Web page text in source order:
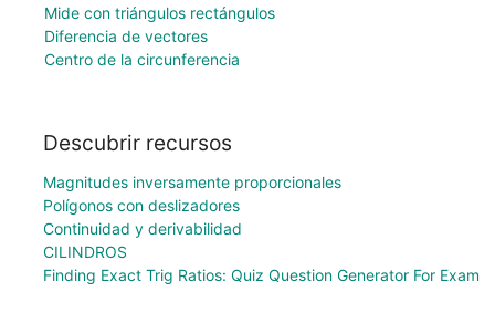
Mide con triángulos rectángulos
Diferencia de vectores
Centro de la circunferencia
Descubrir recursos
Magnitudes inversamente proporcionales
Polígonos con deslizadores
Continuidad y derivabilidad
CILINDROS
Finding Exact Trig Ratios: Quiz Question Generator For Exam